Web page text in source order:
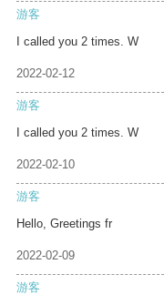
游客
I called you 2 times. W
2022-02-12
游客
I called you 2 times. W
2022-02-10
游客
Hello, Greetings fr
2022-02-09
游客